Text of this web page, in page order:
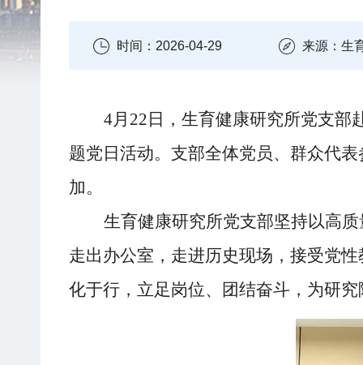
时间：2026-04-29 来源：生
4月 22 日，生育健康研究所党支部
题党日活动。 支部全体党员、群众代
加。
生育健康研究所党支部坚持以高
走出办公室，走进历史现场，接受党
化于行，立足岗位、团结奋斗，为研